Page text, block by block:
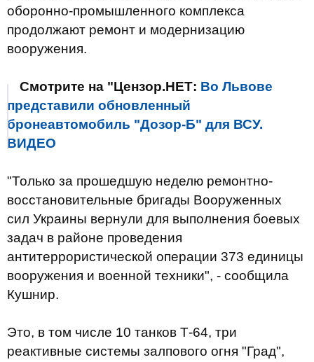
оборонно-промышленного комплекса
продолжают ремонт и модернизацию
вооружения.
Смотрите на "Цензор.НЕТ: Во Львове
представили обновленный
бронеавтомобиль "Дозор-Б" для ВСУ.
ВИДЕО
"Только за прошедшую неделю ремонтно-
восстановительные бригады Вооруженных
сил Украины вернули для выполнения боевых
задач в районе проведения
антитеррористической операции 373 единицы
вооружения и военной техники", - сообщила
Кушнир.
Это, в том числе 10 танков Т-64, три
реактивные системы залпового огня "Град",